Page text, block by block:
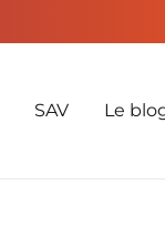
SAV Le